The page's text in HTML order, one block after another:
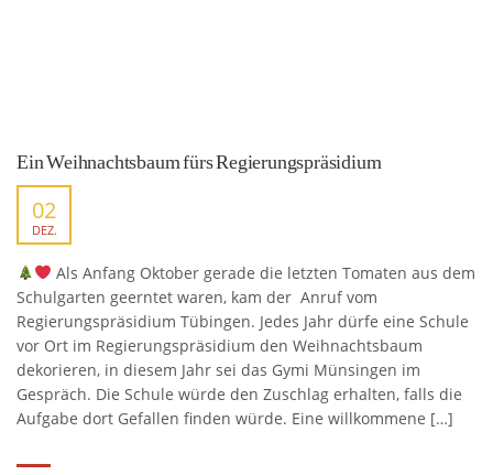
Ein Weihnachtsbaum fürs Regierungspräsidium
02
DEZ.
Als Anfang Oktober gerade die letzten Tomaten aus dem
Schulgarten geerntet waren, kam der Anruf vom
Regierungspräsidium Tübingen. Jedes Jahr dürfe eine Schule
vor Ort im Regierungspräsidium den Weihnachtsbaum
dekorieren, in diesem Jahr sei das Gymi Münsingen im
Gespräch. Die Schule würde den Zuschlag erhalten, falls die
Aufgabe dort Gefallen finden würde. Eine willkommene […]